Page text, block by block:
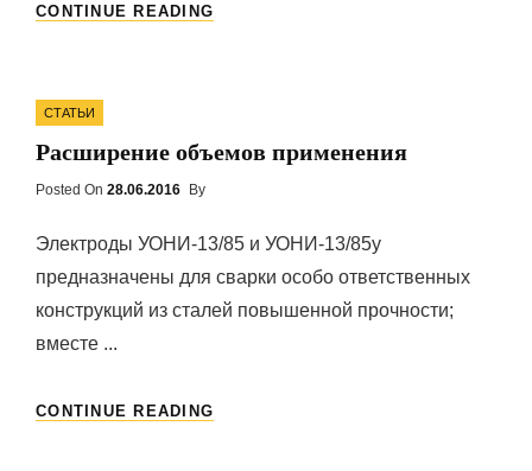
CONTINUE READING
Categories
СТАТЬИ
Расширение объемов применения
Posted On Posted
28.06.2016 By
Электроды УОНИ-13/85 и УОНИ-13/85у
предназначены для сварки особо ответственных
конструкций из сталей повышенной прочности;
вместе ...
CONTINUE READING